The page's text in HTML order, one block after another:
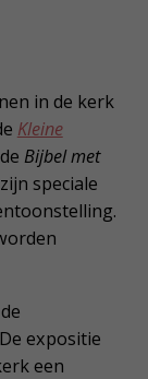
in de kerk
Kleine
Bijbel met
speciale
expositie
een